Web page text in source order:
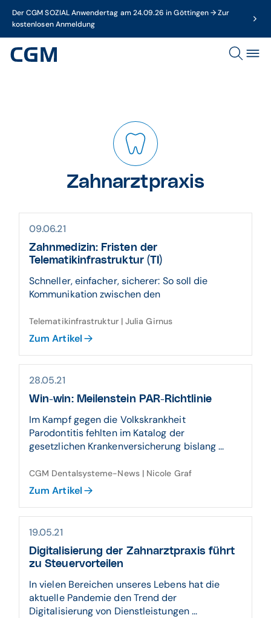
Der CGM SOZIAL Anwendertag am 24.09.26 in Göttingen → Zur
kostenlosen Anmeldung
Zahnarztpraxis
09.06.21
Zahnmedizin: Fristen der
Telematikinfrastruktur (TI)
Schneller, einfacher, sicherer: So soll die
Kommunikation zwischen den
Telematikinfrastruktur | Julia Girnus
Zum Artikel
28.05.21
Win-win: Meilenstein PAR-Richtlinie
Im Kampf gegen die Volkskrankheit
Parodontitis fehlten im Katalog der
gesetzlichen Krankenversicherung bislang ...
CGM Dentalsysteme-News | Nicole Graf
Zum Artikel
19.05.21
Digitalisierung der Zahnarztpraxis führt
zu Steuervorteilen
In vielen Bereichen unseres Lebens hat die
aktuelle Pandemie den Trend der
Digitalisierung von Dienstleistungen ...